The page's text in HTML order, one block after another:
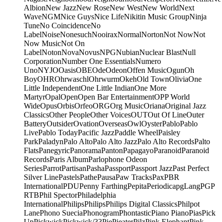
AlbionNew JazzNew RoseNew WestNew WorldNext
WaveNGMNice GuysNice LifeNikitin Music GroupNinja
TuneNo CoincidenceNo
LabelNoiseNonesuchNooiraxNormalNortonNot NowNot
Now MusicNot On
LabelNotonNovaNovusNPGNubianNuclear BlastNull
CorporationNumber One EssentialsNumero
UnoNYJOOasisOBEOdeOdeonOffen MusicOgunOh
BoyOHROhrwaschlOhrwurmOkehOld TownOliviaOne
Little IndependentOne Little IndianOne More
MartyrOpalOpenOpen Bar EntertainmentOPP World
WideOpusOrbisOrfeoORGOrg MusicOrianaOriginal Jazz
ClassicsOther PeopleOther VoicesOUTOut Of LineOuter
BatteryOutsiderOvationOverseasOwlOysterPabloPablo
LivePablo TodayPacific JazzPaddle WheelPaisley
ParkPaladynPalo AltoPalo Alto JazzPalo Alto RecordsPalto
FlatsPanegyricPanoramaPantonPapagayoParanoidParanoid
RecordsParis AlbumParlophone Odeon
SeriesParrotPartisanPashaPassportPassport JazzPast Perfect
Silver LinePastelsPathePausaPaw TracksPaxPBR
InternationalPDUPenny FarthingPepitaPeriodicapgLangPGP
RTBPhil SpectorPhiladelphia
InternationalPhilipsPhilipsPhilips Digital ClassicsPhilpot
LanePhono SueciaPhonogramPhontasticPiano PianoPiasPick